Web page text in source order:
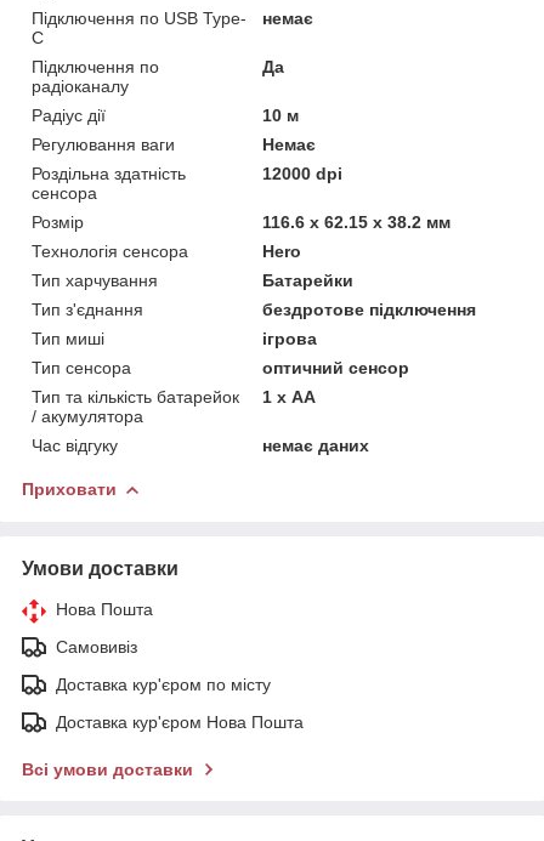
Підключення по USB Type-
C
немає
Підключення по
радіоканалу
Да
Радіус дії
10 м
Регулювання ваги
Немає
Роздільна здатність
сенсора
12000 dpi
Розмір
116.6 х 62.15 х 38.2 мм
Технологія сенсора
Hero
Тип харчування
Батарейки
Тип з'єднання
бездротове підключення
Тип миші
ігрова
Тип сенсора
оптичний сенсор
Тип та кількість батарейок
/ акумулятора
1 х АА
Час відгуку немає даних
Приховати
Умови доставки
Нова Пошта
Самовивіз
Доставка кур'єром по місту
Доставка кур'єром Нова Пошта
Всі умови доставки